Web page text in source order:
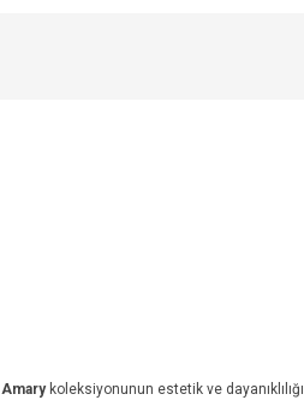
Amarykoleksiyonunun estetik ve dayanıklılığı